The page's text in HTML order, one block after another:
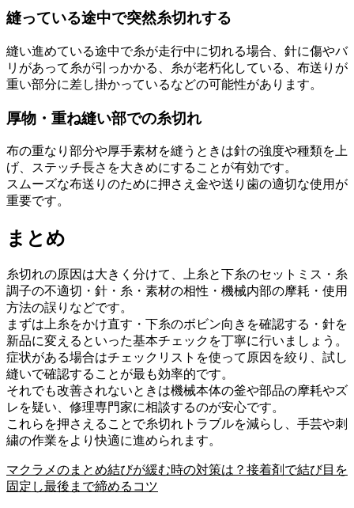
縫っている途中で突然糸切れする
縫い進めている途中で糸が走行中に切れる場合、針に傷やバ
リがあって糸が引っかかる、糸が老朽化している、布送りが
重い部分に差し掛かっているなどの可能性があります。
厚物・重ね縫い部での糸切れ
布の重なり部分や厚手素材を縫うときは針の強度や種類を上
げ、ステッチ長さを大きめにすることが有効です。
スムーズな布送りのために押さえ金や送り歯の適切な使用が
重要です。
まとめ
糸切れの原因は大きく分けて、上糸と下糸のセットミス・糸
調子の不適切・針・糸・素材の相性・機械内部の摩耗・使用
方法の誤りなどです。
まずは上糸をかけ直す・下糸のボビン向きを確認する・針を
新品に変えるといった基本チェックを丁寧に行いましょう。
症状がある場合はチェックリストを使って原因を絞り、試し
縫いで確認することが最も効率的です。
それでも改善されないときは機械本体の釜や部品の摩耗やズ
レを疑い、修理専門家に相談するのが安心です。
これらを押さえることで糸切れトラブルを減らし、手芸や刺
繍の作業をより快適に進められます。
マクラメのまとめ結びが緩む時の対策は？接着剤で結び目を
固定し最後まで締めるコツ